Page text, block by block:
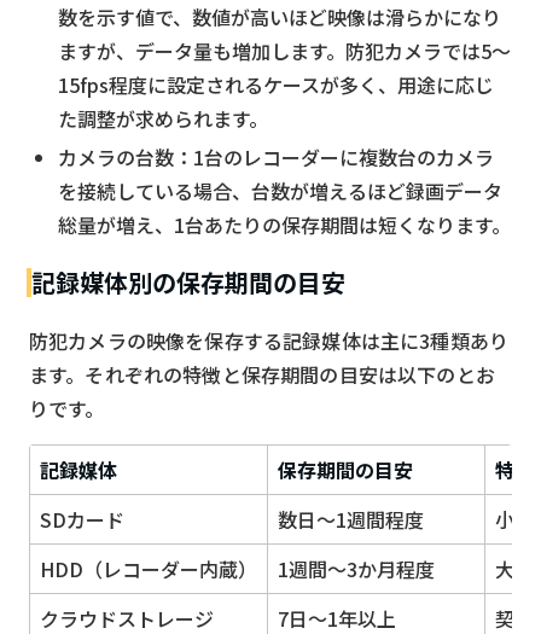
数を示す値で、数値が高いほど映像は滑らかになり
ますが、データ量も増加します。防犯カメラでは5〜
15fps程度に設定されるケースが多く、用途に応じ
た調整が求められます。
カメラの台数：1台のレコーダーに複数台のカメラ
を接続している場合、台数が増えるほど録画データ
総量が増え、1台あたりの保存期間は短くなります。
記録媒体別の保存期間の目安
防犯カメラの映像を保存する記録媒体は主に3種類あり
ます。それぞれの特徴と保存期間の目安は以下のとお
りです。
記録媒体 保存期間の目安
特徴
SDカード
数日〜1週間程度
小型
HDD（レコーダー内蔵）
1週間〜3か月程度
大容
クラウドストレージ
7日〜1年以上 契約